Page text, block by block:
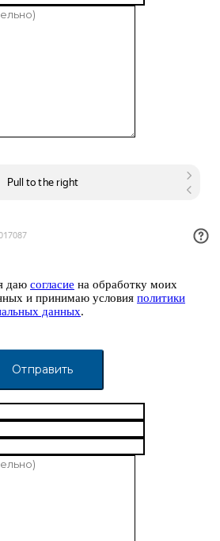
даю согласие на обработку моих
и принимаю условия политики
данных.